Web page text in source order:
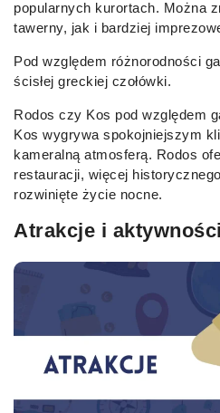
popularnych kurortach. Można
tawerny, jak i bardziej
Pod względem różnorodności
ścisłej greckiej czołówki.
Rodos czy Kos pod względem
Kos wygrywa spokojniejszym
kameralną atmosferą. Rodos
restauracji, więcej
rozwinięte życie nocne.
Atrakcje i aktywności